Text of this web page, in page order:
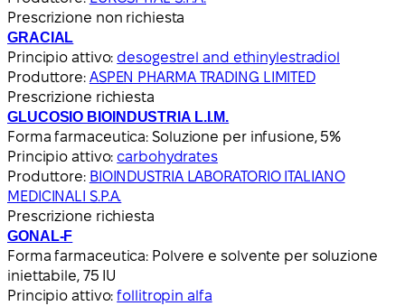
Prescrizione non richiesta
GRACIAL
Principio attivo: desogestrel and ethinylestradiol
Produttore: ASPEN PHARMA TRADING LIMITED
Prescrizione richiesta
GLUCOSIO BIOINDUSTRIA L.I.M.
Forma farmaceutica: Soluzione per infusione, 5%
Principio attivo: carbohydrates
Produttore: BIOINDUSTRIA LABORATORIO ITALIANO
MEDICINALI S.P.A.
Prescrizione richiesta
GONAL-F
Forma farmaceutica: Polvere e solvente per soluzione
iniettabile, 75 IU
Principio attivo:follitropin alfa